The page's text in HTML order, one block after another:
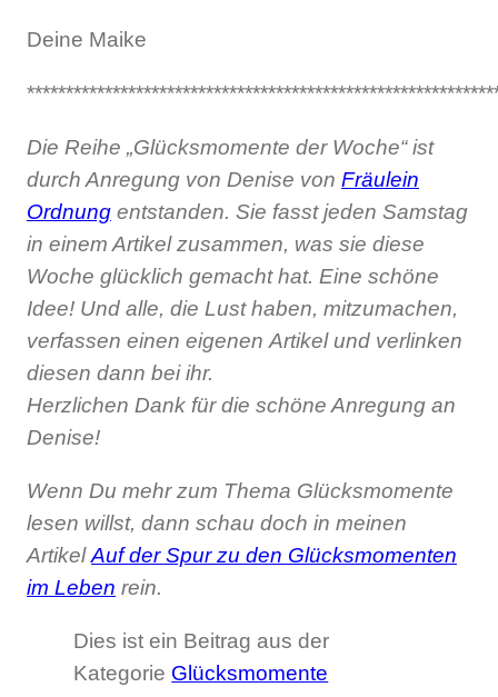
Deine Maike
Die Reihe „Glücksmomente der Woche“ ist
durch Anregung von Denise von Fräulein
Ordnung entstanden. Sie fasst jeden Samstag
in einem Artikel zusammen, was sie diese
Woche glücklich gemacht hat. Eine schöne
Idee! Und alle, die Lust haben, mitzumachen,
verfassen einen eigenen Artikel und verlinken
diesen dann bei ihr.
Herzlichen Dank für die schöne Anregung an
Denise!
Wenn Du mehr zum Thema Glücksmomente
lesen willst, dann schau doch in meinen
ArtikelAuf der Spur zu den Glücksmomenten
im Leben rein.
Dies ist ein Beitrag aus der
Kategorie Glücksmomente